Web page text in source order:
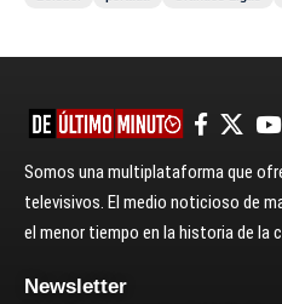
Somos una multiplataforma que
televisivos. El medio noticioso de
el menor tiempo en la historia de la
Newsletter